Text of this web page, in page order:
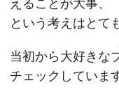
えることが大事、
という考えはとて
当初から大好きな
チェックしていま